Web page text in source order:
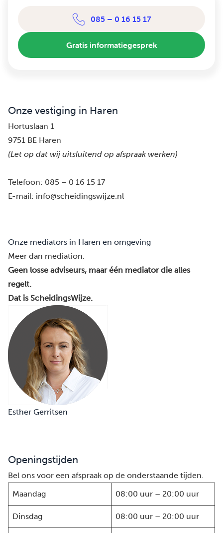
085 – 0 16 15 17
Gratis informatiegesprek
Onze vestiging in Haren
Hortuslaan 1
9751 BE Haren
(Let op dat wij uitsluitend op afspraak werken)
Telefoon: 085 – 0 16 15 17
E-mail: info@scheidingswijze.nl
Onze mediators in Haren en omgeving
Meer dan mediation.
Geen losse adviseurs, maar één mediator die alles
regelt.
Dat is ScheidingsWijze.
Esther Gerritsen
Openingstijden
Bel ons voor een afspraak op de onderstaande tijden.
Maandag
08:00 uur – 20:00 uur
Dinsdag 08:00 uur – 20:00 uur